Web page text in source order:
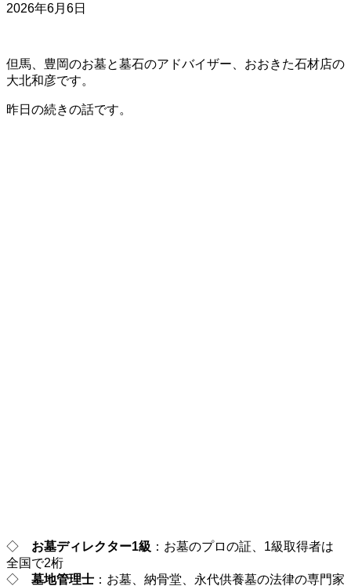
2026年6月6日
但馬、豊岡のお墓と墓石のアドバイザー、おおきた石材店の
大北和彦です。
昨日の続きの話です。
◇ お墓ディレクター1級 ：お墓のプロの証、1級取得者は
全国で2桁
◇ 墓地管理士 ：お墓、納骨堂、永代供養墓の法律の専門家